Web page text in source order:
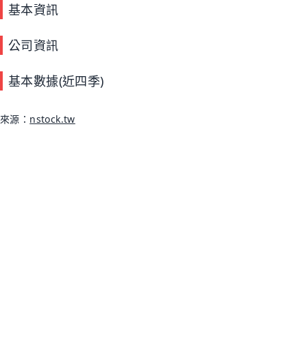
基本資訊
公司資訊
基本數據(近四季)
來源： nstock.tw